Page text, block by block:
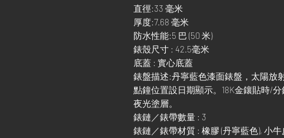
直徑:33 毫米
厚度:7.68 毫米
防水性能:5 巴 (50 米)
錶殼尺寸 : 42.5毫米
底蓋 : 實心底蓋
錶盤描述:丹寧藍色漆面錶盤，太陽放
點鐘位置設日期顯示。18K金鑲貼時/
夜光塗層。
錶鏈／錶帶數量 : 3
錶鏈／錶帶材質 : 橡膠 (丹寧藍色), 小